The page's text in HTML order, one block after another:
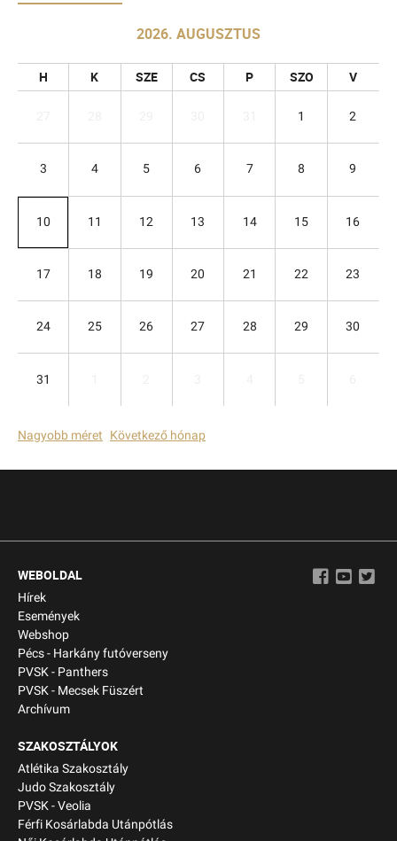
2026. AUGUSZTUS
H K SZE CS P SZO V
1 2
3 4 5 6 7 8 9
10 11 12 13 14 15 16
17 18 19 20 21 22 23
24 25 26 27 28 29 30
31
Nagyobb méret Következő hónap
WEBOLDAL
Hírek
Események
Webshop
Pécs - Harkány futóverseny
PVSK - Panthers
PVSK - Mecsek Füszért
Archívum
SZAKOSZTÁLYOK
Atlétika Szakosztály
Judo Szakosztály
PVSK - Veolia
Férfi Kosárlabda Utánpótlás